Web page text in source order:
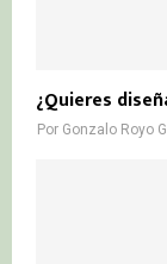
¿Quieres
Por Gonzalo Royo